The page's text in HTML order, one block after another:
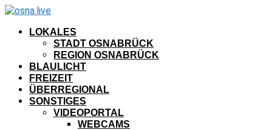
LOKALES
STADT OSNABRÜCK
REGION OSNABRÜCK
BLAULICHT
FREIZEIT
ÜBERREGIONAL
SONSTIGES
VIDEOPORTAL
WEBCAMS